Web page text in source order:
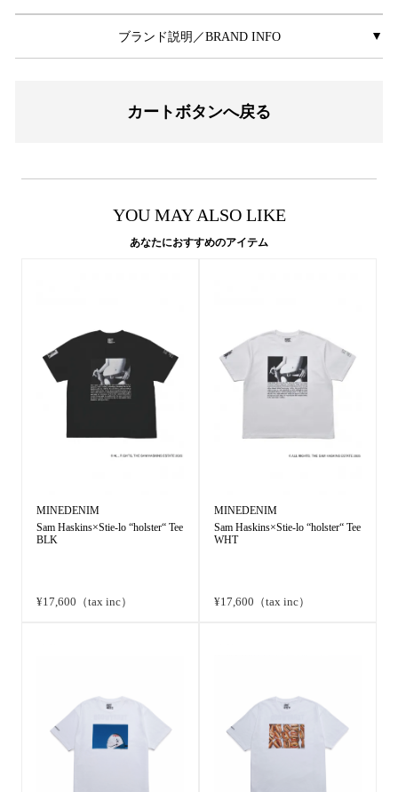
ブランド説明／BRAND INFO ▲
カートボタンへ戻る
YOU MAY ALSO LIKE
あなたにおすすめのアイテム
MINEDENIM
Sam Haskins×Stie-lo “holster“ Tee
BLK
¥17,600（tax inc）
MINEDENIM
Sam Haskins×Stie-lo “holster“ Tee
WHT
¥17,600（tax inc）